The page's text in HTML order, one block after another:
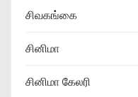
சிவகங்கை
சினிமா
சினிமா கேலரி